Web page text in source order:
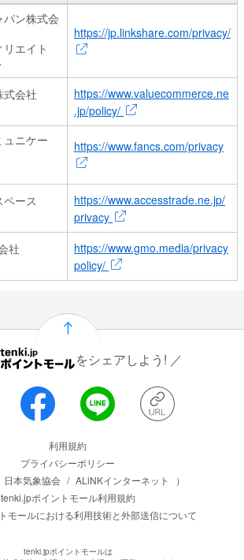
者一覧
パン株式会
エイト
https://jp.linkshare.com/privacy/
式会社
https://www.valuecommerce.ne
.jp/policy/
ニケー
https://www.fancs.com/privacy
ース
https://www.accesstrade.ne.jp/
privacy
社
https://www.gmo.media/privacy
policy/
をシェアしよう!
利用規約
プライバシーポリシー
日本気象協会 / ALiNKインターネット
）
tenki.jpポイントモール利用規約
モールにおける利用技術と外部送信について
tenki.jpポイントモールは